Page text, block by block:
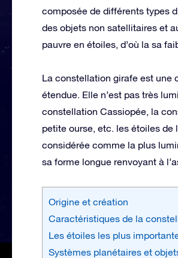
composée de différents types
des objets non satellitaires et
pauvre en étoiles, d’où la sa
La constellation girafe est une
étendue. Elle n’est pas très
constellation Cassiopée, la
petite ourse, etc. les étoiles
considérée comme la plus
sa forme longue renvoyant à
Origine et création
Caractéristiques de la
Les étoiles les plus
Systèmes planétaires et